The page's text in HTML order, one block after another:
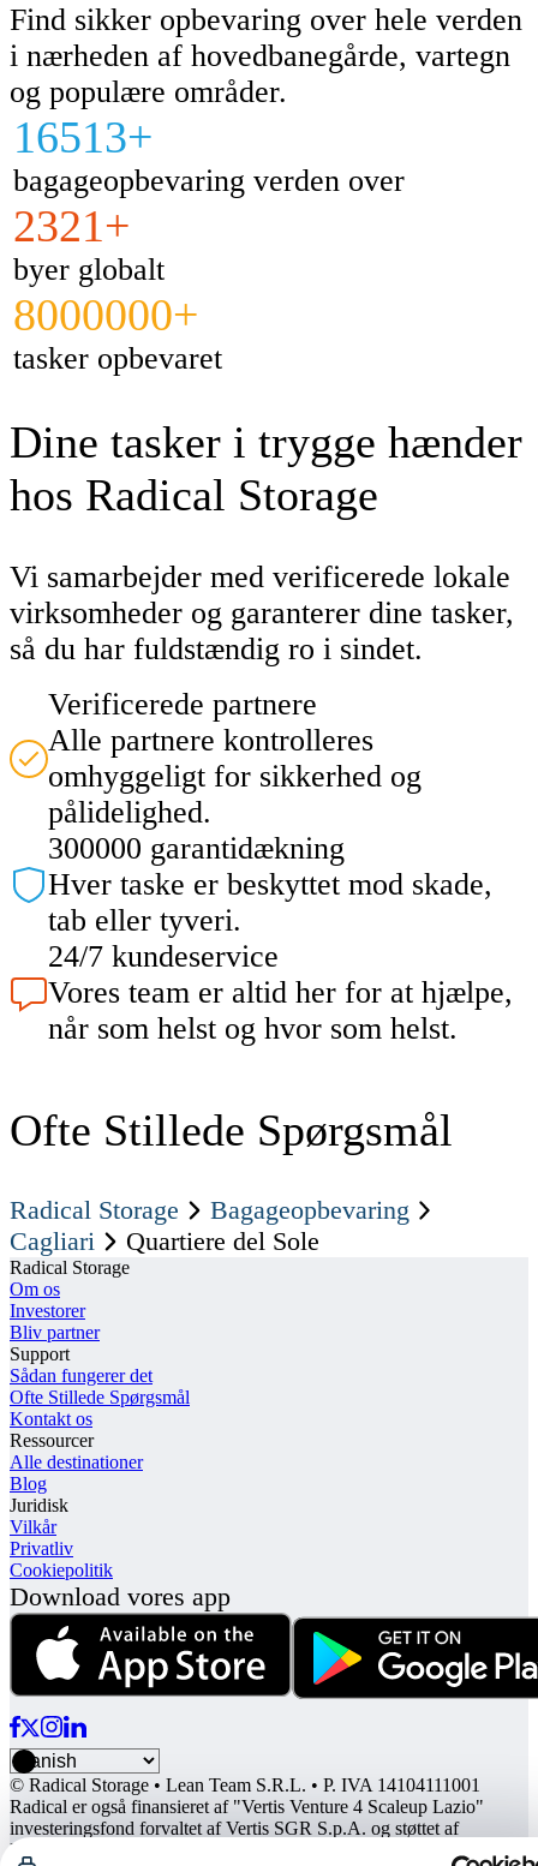
Find sikker opbevaring over hele verden
i nærheden af hovedbanegårde, vartegn
og populære områder.
16513+
bagageopbevaring verden over
2321+
byer globalt
8000000+
tasker opbevaret
Dine tasker i trygge hænder
hos Radical Storage
Vi samarbejder med verificerede lokale
virksomheder og garanterer dine tasker,
så du har fuldstændig ro i sindet.
Verificerede partnere
Alle partnere kontrolleres
omhyggeligt for sikkerhed og
pålidelighed.
300000 garantidækning
Hver taske er beskyttet mod skade,
tab eller tyveri.
24/7 kundeservice
Vores team er altid her for at hjælpe,
når som helst og hvor som helst.
Ofte Stillede Spørgsmål
Radical Storage
Bagageopbevaring
Cagliari
Quartiere del Sole
Radical Storage
Om os
Investorer
Bliv partner
Support
Sådan fungerer det
Ofte Stillede Spørgsmål
Kontakt os
Ressourcer
Alle destinationer
Blog
Juridisk
Vilkår
Privatliv
Cookiepolitik
Download vores app
© Radical Storage • Lean Team S.R.L. • P. IVA 14104111001
Radical er også finansieret af "Vertis Venture 4 Scaleup Lazio"
investeringsfond forvaltet af Vertis SGR S.p.A. og støttet af
European Union NextGenation EU og: